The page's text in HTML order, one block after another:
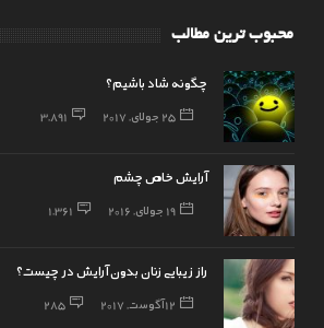
محبوب ترین مطالب
چگونه شاد باشیم؟
25 جولای, 2017 3,891
آرایش خاص چشم
19 جولای, 2016 1,361
راز زیبایی زنان بدون آرایش در چیست؟
12 آگوست, 2017 285